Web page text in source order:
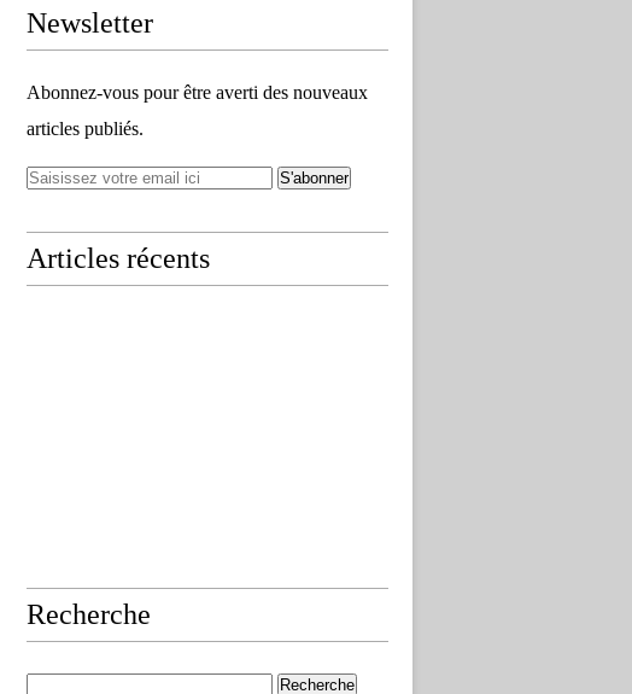
Newsletter
Abonnez-vous pour être averti des nouveaux
articles publiés.
Articles récents
Recherche